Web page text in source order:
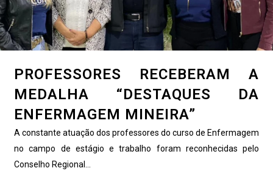
PROFESSORES RECEBERAM A
MEDALHA “DESTAQUES DA
ENFERMAGEM MINEIRA”
A constante atuação dos professores do curso de Enfermagem
no campo de estágio e trabalho foram reconhecidas pelo
Conselho Regional...